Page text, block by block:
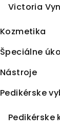
Victoria
Kozmetika
Špeciálne
Nástroje
Pedikérske
Pedikérske